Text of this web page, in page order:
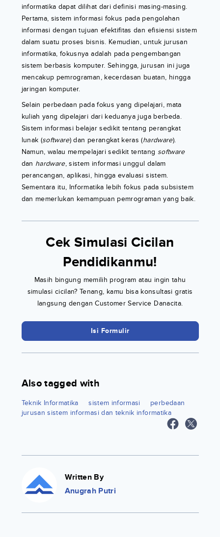
informatika dapat dilihat dari definisi masing-masing.
Pertama, sistem informasi fokus pada pengolahan
informasi dengan tujuan efektifitas dan efisiensi sistem
dalam suatu proses bisnis. Kemudian, untuk jurusan
informatika, fokusnya adalah pada pengembangan
sistem berbasis komputer. Sehingga, jurusan ini juga
mencakup pemrograman, kecerdasan buatan, hingga
jaringan komputer.
Selain perbedaan pada fokus yang dipelajari, mata
kuliah yang dipelajari dari keduanya juga berbeda.
Sistem informasi belajar sedikit tentang perangkat
lunak (software) dan perangkat keras (hardware).
Namun, walau mempelajari sedikit tentang software
dan hardware, sistem informasi unggul dalam
perancangan, aplikasi, hingga evaluasi sistem.
Sementara itu, Informatika lebih fokus pada subsistem
dan memerlukan kemampuan pemrograman yang baik.
Cek Simulasi Cicilan
Pendidikanmu!
Masih bingung memilih program atau ingin tahu
simulasi cicilan? Tenang, kamu bisa konsultasi gratis
langsung dengan Customer Service Danacita.
Isi Formulir
Also tagged with
Teknik Informatika sistem informasi
perbedaan
jurusan sistem informasi dan teknik informatika
Written By
Anugrah Putri